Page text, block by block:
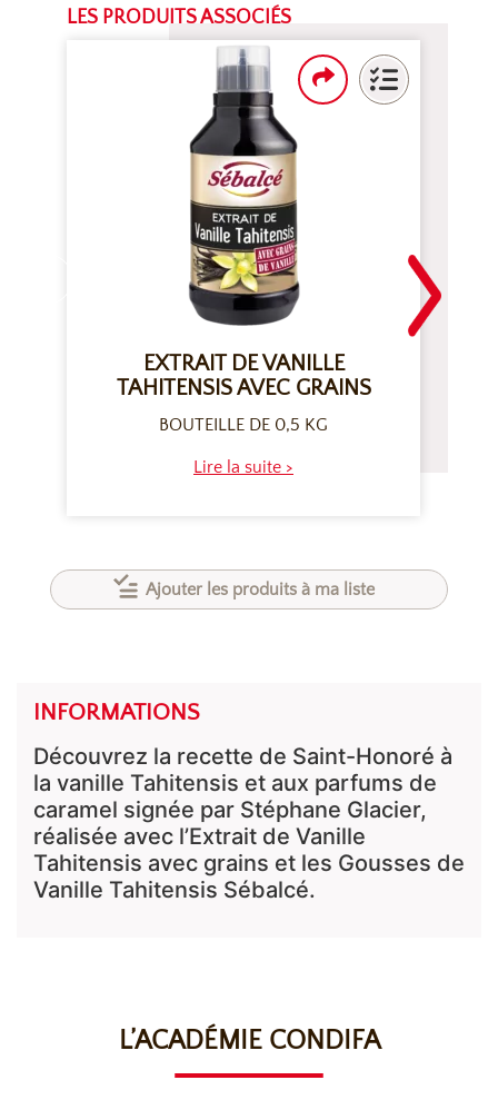
LES PRODUITS ASSOCIÉS
EXTRAIT DE VANILLE
TAHITENSIS AVEC GRAINS
BOUTEILLE DE 0,5 KG
Lire la suite >
Ajouter les produits à ma liste
INFORMATIONS
Découvrez la recette de Saint-Honoré à
la vanille Tahitensis et aux parfums de
caramel signée par Stéphane Glacier,
réalisée avec l’Extrait de Vanille
Tahitensis avec grains et les Gousses de
Vanille Tahitensis Sébalcé.
L’ACADÉMIE CONDIFA